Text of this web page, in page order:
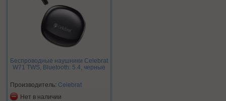
Беспроводные наушники Celebrat
W71 TWS, Bluetooth: 5.4, черные
Производитель: Celebrat
Нет в наличии